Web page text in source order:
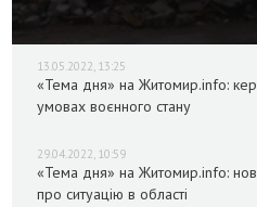
13.05.2022, 13:25
«Тема дня» на Житомир.info:
умовах воєнного стану
29.04.2022, 10:59
«Тема дня» на Житомир.info:
про ситуацію в області